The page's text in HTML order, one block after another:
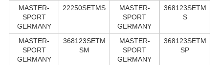
MASTER-
SPORT
GERMANY
22250SETMS
MASTER-
SPORT
GERMANY
368123SETM
S
MASTER-
SPORT
GERMANY
368123SETM
SM
MASTER-
SPORT
GERMANY
368123SETM
SP